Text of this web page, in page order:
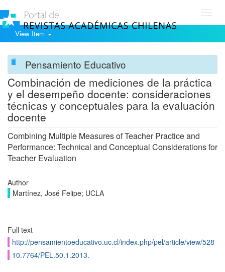
View Item
Pensamiento Educativo
Combinación de mediciones de la práctica
y el desempeño docente: consideraciones
técnicas y conceptuales para la evaluación
docente
Combining Multiple Measures of Teacher Practice and
Performance: Technical and Conceptual Considerations for
Teacher Evaluation
Author
Martínez, José Felipe; UCLA
Full text
http://pensamientoeducativo.uc.cl/index.php/pel/article/view/528
10.7764/PEL.50.1.2013.